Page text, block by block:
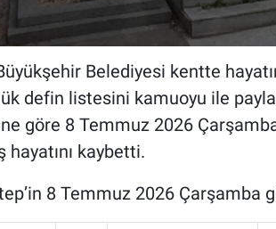
Belediyesi kentte
defin listesini kamuoyu ile
göre 8 Temmuz 2026
hayatını kaybetti.
8 Temmuz 2026 Çarşamba